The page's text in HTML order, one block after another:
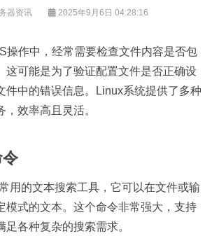
器资讯 2025年9月6日 04:28:16
操作中，经常需要检查文件内容是否包
这可能是为了验证配置文件是否正确设
件中的错误信息。Linux系统提供了多种
效率高且灵活。
用的文本搜索工具，它可以在文件或输
模式的文本。这个命令非常强大，支持
各种复杂的搜索需求。